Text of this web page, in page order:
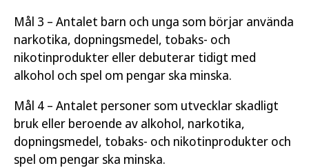
Mål 3 – Antalet barn och unga som börjar använda
narkotika, dopningsmedel, tobaks- och
nikotinprodukter eller debuterar tidigt med
alkohol och spel om pengar ska minska.
Mål 4 – Antalet personer som utvecklar skadligt
bruk eller beroende av alkohol, narkotika,
dopningsmedel, tobaks- och nikotinprodukter och
spel om pengar ska minska.